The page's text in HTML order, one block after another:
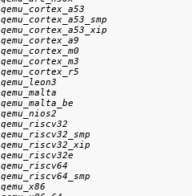
qemu_cortex_a53
qemu_cortex_a53_smp
qemu_cortex_a53_xip
qemu_cortex_a9
qemu_cortex_m0
qemu_cortex_m3
qemu_cortex_r5
qemu_leon3
qemu_malta
qemu_malta_be
qemu_nios2
qemu_riscv32
qemu_riscv32_smp
qemu_riscv32_xip
qemu_riscv32e
qemu_riscv64
qemu_riscv64_smp
qemu_x86